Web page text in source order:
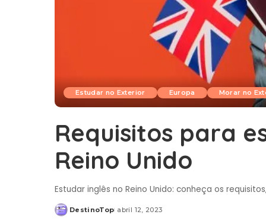
Estudar no Exterior Europa Morar no
Requisitos para
Reino Unido
Estudar inglês no Reino Unido: conheça os
Posted
DestinoTop abril 12, 2023